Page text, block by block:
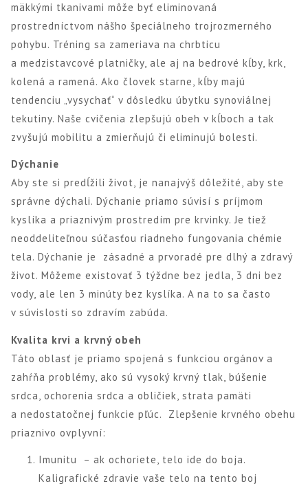
mäkkými tkanivami môže byť eliminovaná
prostredníctvom nášho špeciálneho trojrozmerného
pohybu. Tréning sa zameriava na chrbticu
a medzistavcové platničky, ale aj na bedrové kĺby, krk,
kolená a ramená. Ako človek starne, kĺby majú
tendenciu „vysychať“ v dôsledku úbytku synoviálnej
tekutiny. Naše cvičenia zlepšujú obeh v kĺboch a tak
zvyšujú mobilitu a zmierňujú či eliminujú bolesti.
Dýchanie
Aby ste si predĺžili život, je nanajvýš dôležité, aby ste
správne dýchali. Dýchanie priamo súvisí s príjmom
kyslíka a priaznivým prostredím pre krvinky. Je tiež
neoddeliteľnou súčasťou riadneho fungovania chémie
tela. Dýchanie je zásadné a prvoradé pre dlhý a zdravý
život. Môžeme existovať 3 týždne bez jedla, 3 dni bez
vody, ale len 3 minúty bez kyslíka. A na to sa často
v súvislosti so zdravím zabúda.
Kvalita krvi a krvný obeh
Táto oblasť je priamo spojená s funkciou orgánov a
zahŕňa problémy, ako sú vysoký krvný tlak, búšenie
srdca, ochorenia srdca a obličiek, strata pamäti
a nedostatočnej funkcie pľúc. Zlepšenie krvného obehu
priaznivo ovplyvní:
Imunitu – ak ochoriete, telo ide do boja.
Kaligrafické zdravie vaše telo na tento boj